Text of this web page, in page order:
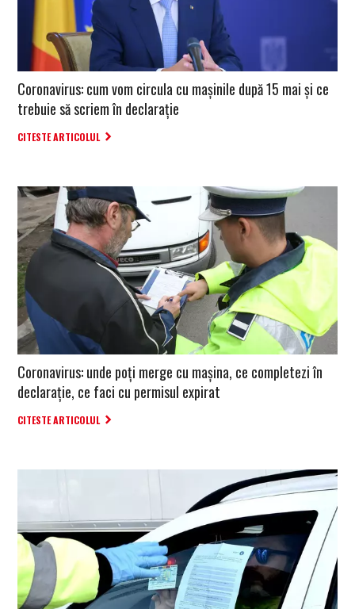
Coronavirus: cum vom circula cu mașinile după 15 mai și ce
trebuie să scriem în declarație
CITESTE ARTICOLUL
Coronavirus: unde poți merge cu mașina, ce completezi în
declarație, ce faci cu permisul expirat
CITESTE ARTICOLUL